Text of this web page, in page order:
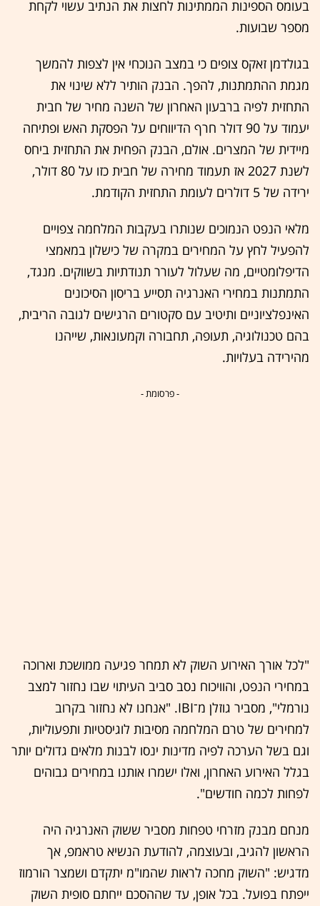
בעומס הספינות הממתינות לחצות את הנתיב עשוי לקחת
מספר שבועות.
בגולדמן זאקס צופים כי במצב הנוכחי אין לצפות להמשך
מגמת ההתמתנות, להפך. הבנק הותיר ללא שינוי את
התחזית לפיה ברבעון האחרון של השנה מחיר של חבית
יעמוד על 90 דולר חרף הדיווחים על הפסקת האש ופתיחה
מיידית של המצרים. אולם, הבנק הפחית את התחזית ביחס
לשנת 2027 אז תעמוד מחירה של חבית כזו על 80 דולר,
ירידה של 5 דולרים לעומת התחזית הקודמת.
מלאי הנפט הנמוכים שנותרו בעקבות המלחמה צפויים
להפעיל לחץ על המחירים במקרה של כישלון במאמצי
הדיפלומטיים, מה שעלול לעורר תנודתיות בשווקים. מנגד,
התמתנות במחירי האנרגיה תסייע בריסון הסיכונים
האינפלציוניים ותיטיב עם סקטורים הרגישים לגובה הריבית,
בהם טכנולוגיה, תעופה, תחבורה וקמעונאות, שייהנו
מהירידה בעלויות.
- פרסומת -
"לכל אורך האירוע השוק לא תמחר פגיעה ממושכת וארוכה
במחירי הנפט, והוויכוח נסב סביב העיתוי שבו נחזור למצב
נורמלי", מסביר גוזלן מ־IBI. "אנחנו לא נחזור בקרוב
למחירים של טרם המלחמה מסיבות לוגיסטיות ותפעוליות,
וגם בשל הערכה לפיה מדינות ינסו לבנות מלאים גדולים יותר
בגלל האירוע האחרון, ואלו ישמרו אותנו במחירים גבוהים
לפחות לכמה חודשים".
מנחם מבנק מזרחי טפחות מסביר ששוק האנרגיה היה
הראשון להגיב, ובעוצמה, להודעת הנשיא טראמפ, אך
מדגיש: "השוק מחכה לראות שהמו"מ יתקדם ושמצר הורמוז
ייפתח בפועל. בכל אופן, עד שההסכם ייחתם סופית השוק